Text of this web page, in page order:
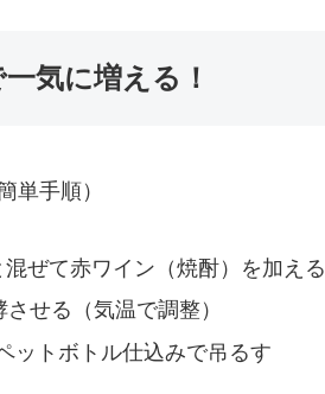
気に増える！
単手順）
ぜて赤ワイン（焼酎）を加える
せる（気温で調整）
ットボトル仕込みで吊るす